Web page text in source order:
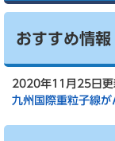
おすすめ情報
2020年11月25日更
九州国際重粒子線